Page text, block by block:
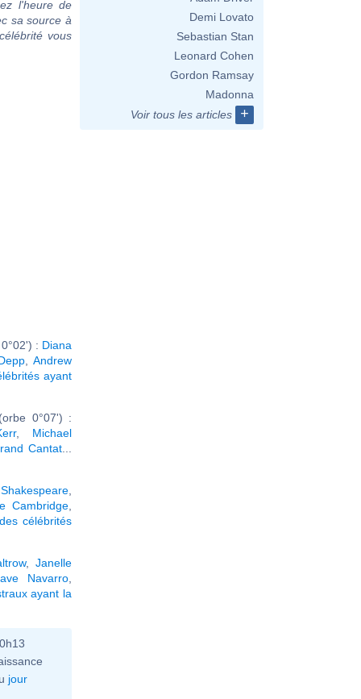
l'heure de
sa source à
vous
: Diana
,Andrew
ayant
0°07') :
, Michael
Cantat
Cambridge
célébrités
,Janelle
Navarro
ayant la
jour
Demi Lovato
Sebastian Stan
Leonard Cohen
Gordon Ramsay
Madonna
Voir tous les articles
+